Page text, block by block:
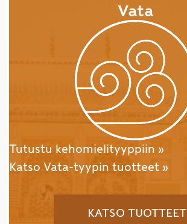
Vata
Tutustu kehomielityyppiin »
Katso Vata-tyypin tuotteet »
KATSO TUOTTEET